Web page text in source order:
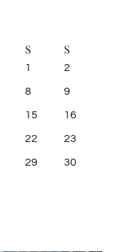
S S
1 2
8 9
15 16
22 23
29 30